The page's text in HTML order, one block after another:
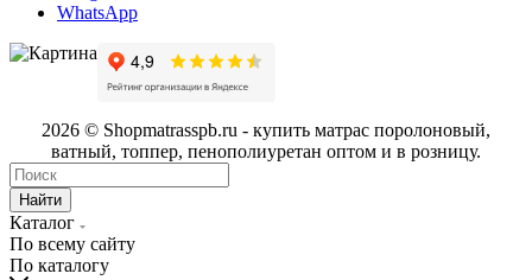
WhatsApp
2026 © Shopmatrasspb.ru - купить матрас поролоновый,
ватный, топпер, пенополиуретан оптом и в розницу.
Найти
Каталог
По всему сайту
По каталогу